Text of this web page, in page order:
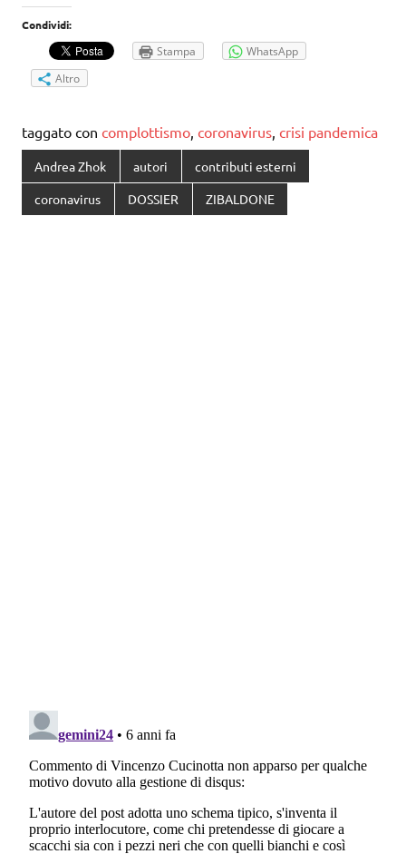
Condividi:
Stampa
WhatsApp
Altro
taggato con complottismo, coronavirus, crisi pandemica
Andrea Zhok autori contributi esterni
coronavirus DOSSIER ZIBALDONE